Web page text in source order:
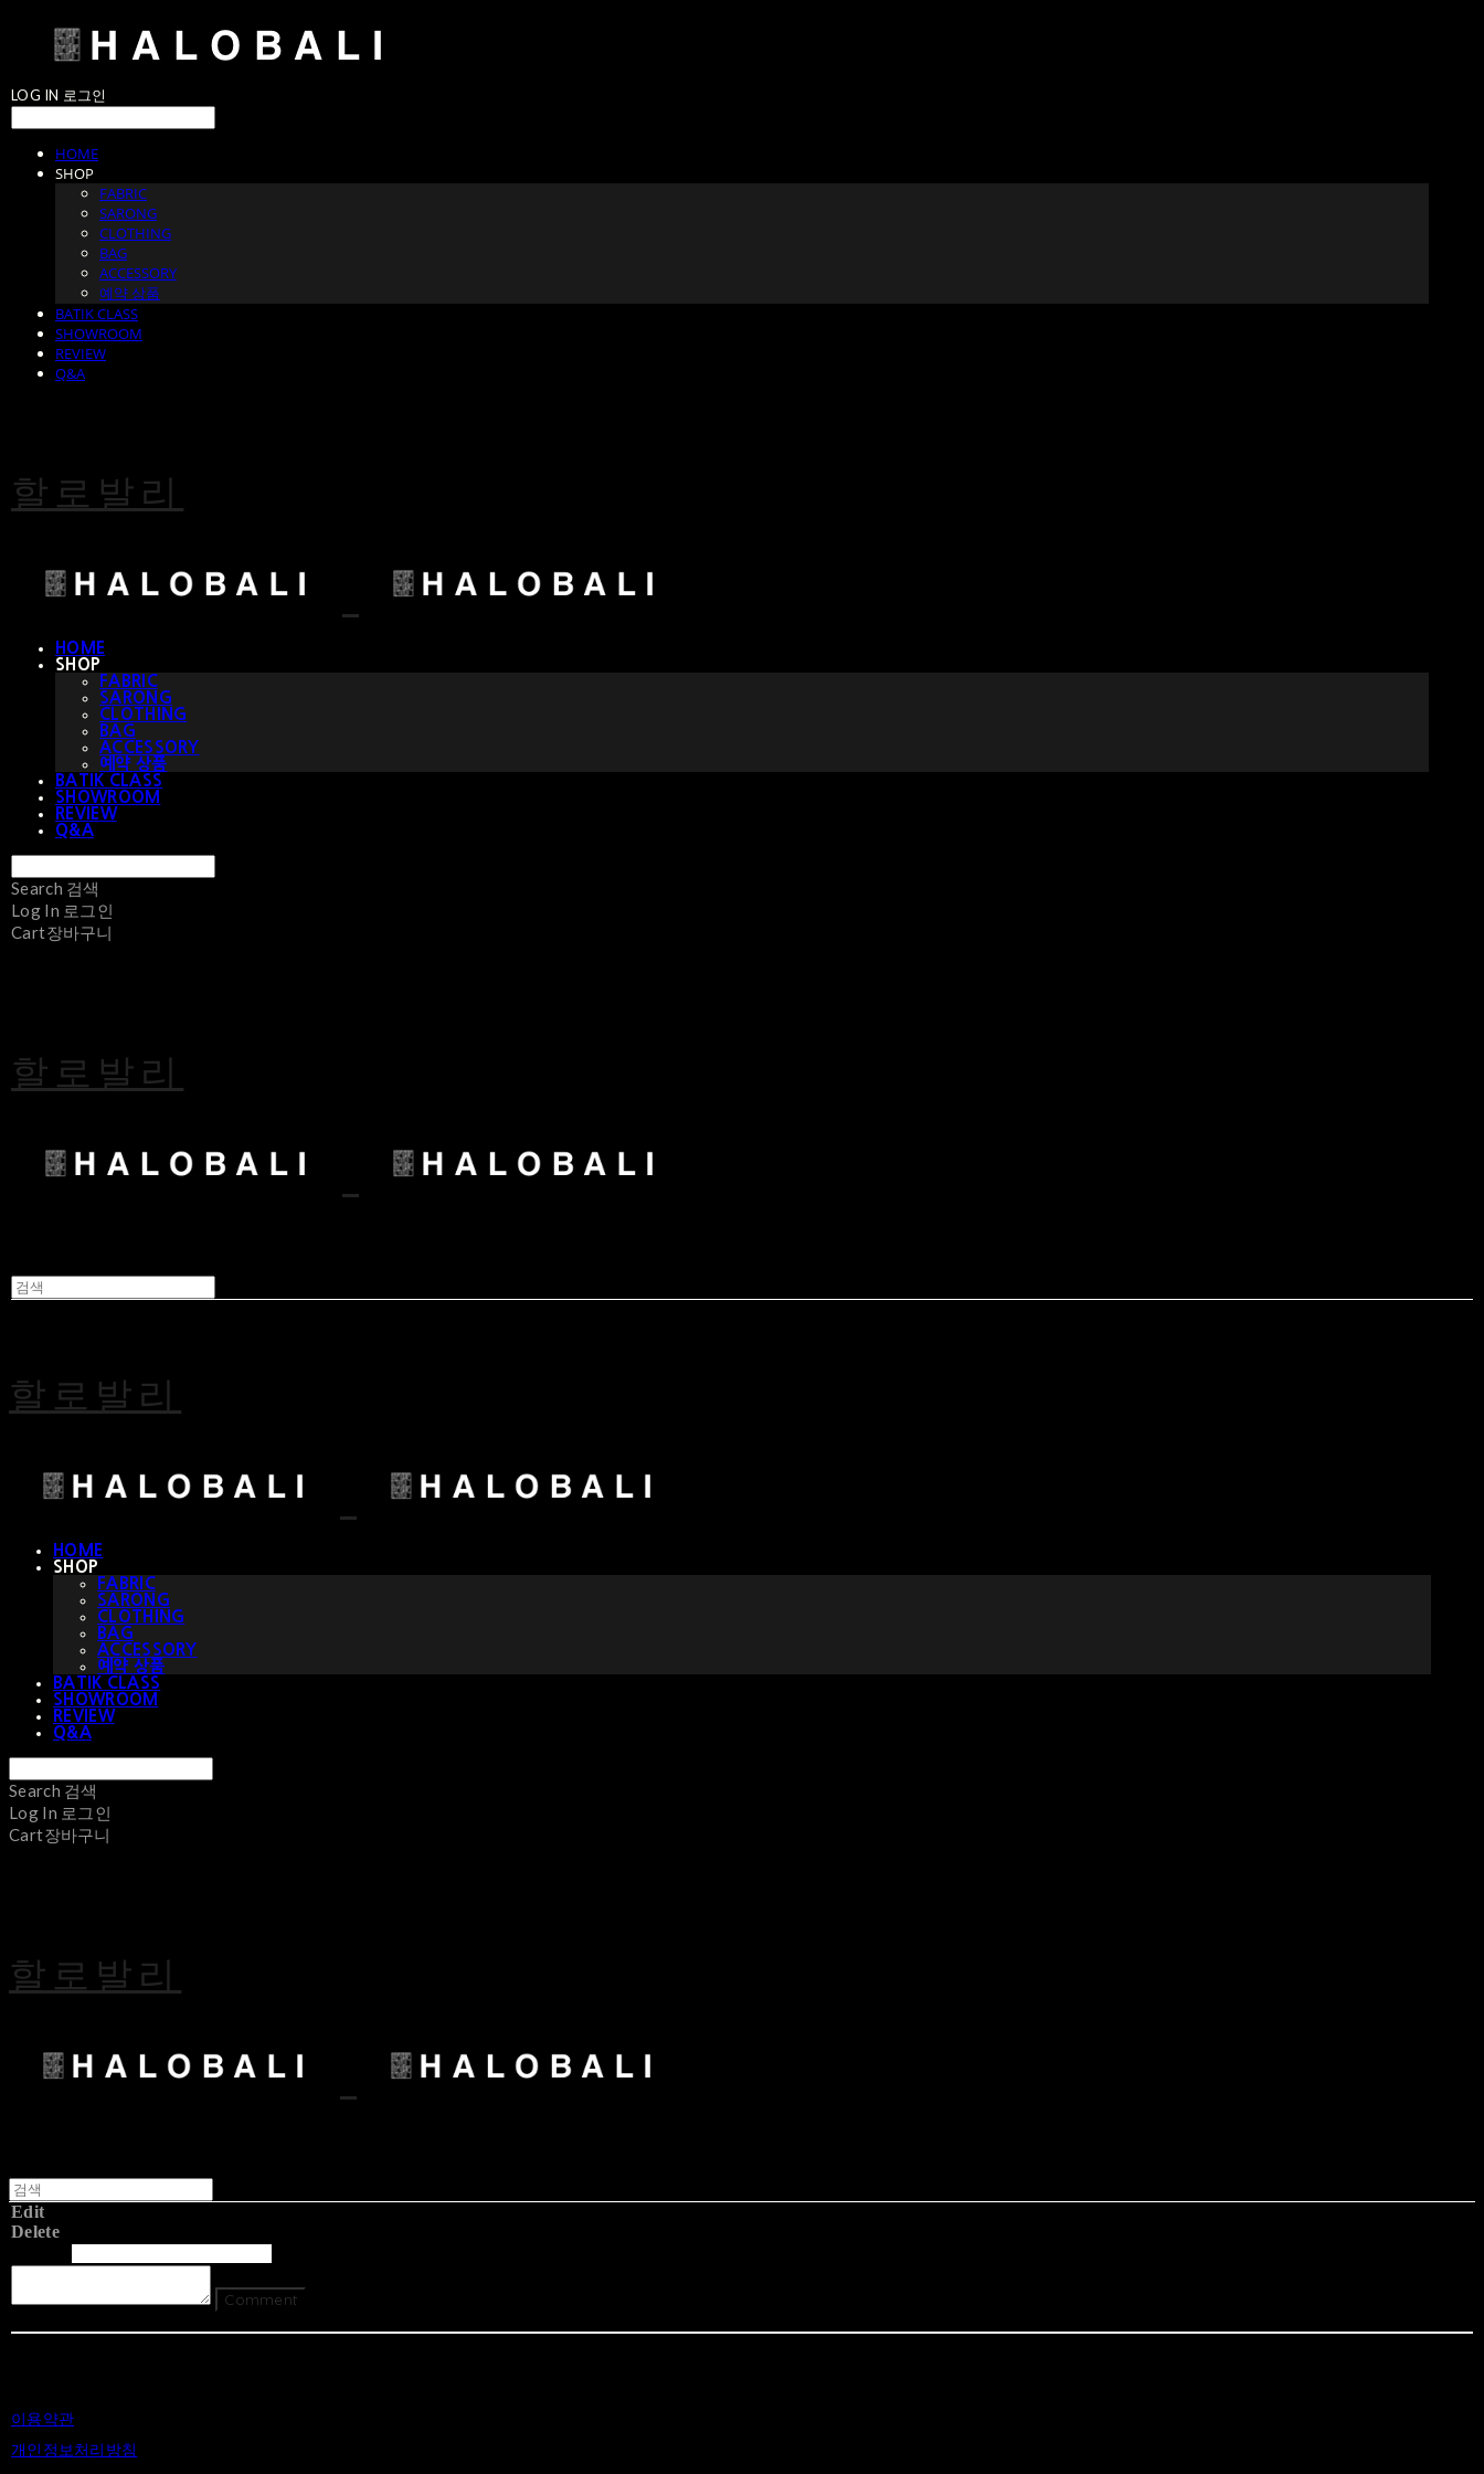
LOG IN 로그인
HOME
SHOP
FABRIC
SARONG
CLOTHING
BAG
ACCESSORY
예약 상품
BATIK CLASS
SHOWROOM
REVIEW
Q&A
할로발리
HOME
SHOP
FABRIC
SARONG
CLOTHING
BAG
ACCESSORY
예약 상품
BATIK CLASS
SHOWROOM
REVIEW
Q&A
Search 검색
Log In 로그인
Cart장바구니
할로발리
할로발리
HOME
SHOP
FABRIC
SARONG
CLOTHING
BAG
ACCESSORY
예약 상품
BATIK CLASS
SHOWROOM
REVIEW
Q&A
Search 검색
Log In 로그인
Cart장바구니
할로발리
Edit
Delete
Comment
이용약관
개인정보처리방침